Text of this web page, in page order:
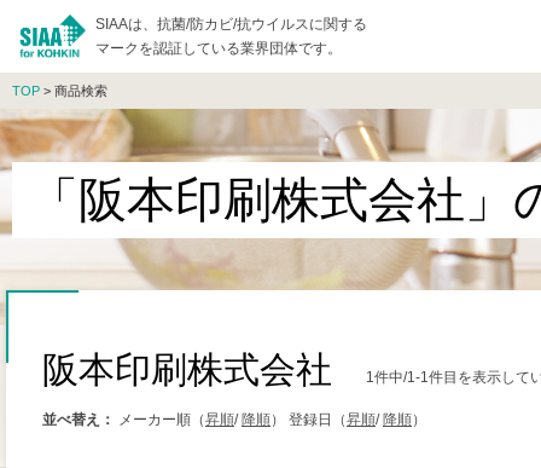
SIAAは、抗菌/防カビ/抗ウイルスに関する
マークを認証している業界団体です。
TOP > 商品検索
「阪本印刷株式会社」
阪本印刷株式会社 1件中/1-1件目を表示して
並べ替え： メーカー順（昇順/ 降順） 登録日（昇順/ 降順）